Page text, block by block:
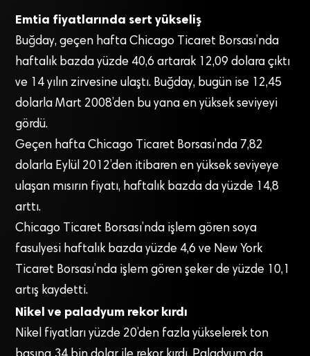
Emtia fiyatlarında sert yükseliş
Buğday, geçen hafta Chicago Ticaret Borsası’nda
haftalık bazda yüzde 40,6 artarak 12,09 dolara çıktı
ve 14 yılın zirvesine ulaştı. Buğday, bugün ise 12,45
dolarla Mart 2008’den bu yana en yüksek seviyeyi
gördü.
Geçen hafta Chicago Ticaret Borsası’nda 7,82
dolarla Eylül 2012’den itibaren en yüksek seviyeye
ulaşan mısırın fiyatı, haftalık bazda da yüzde 14,8
arttı.
Chicago Ticaret Borsası’nda işlem gören soya
fasulyesi haftalık bazda yüzde 4,6 ve New York
Ticaret Borsası’nda işlem gören şeker de yüzde 10,1
artış kaydetti.
Nikel ve paladyum rekor kırdı
Nikel fiyatları yüzde 20’den fazla yükselerek ton